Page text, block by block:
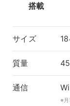
搭載
サイズ
質量
通信
※月